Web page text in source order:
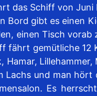
das Schiff von
gibt es einen
einen Tisch
fährt gemütliche
und man hört
Es